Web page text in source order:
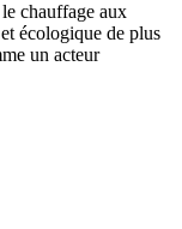
chauffage aux
écologique de plus
un acteur